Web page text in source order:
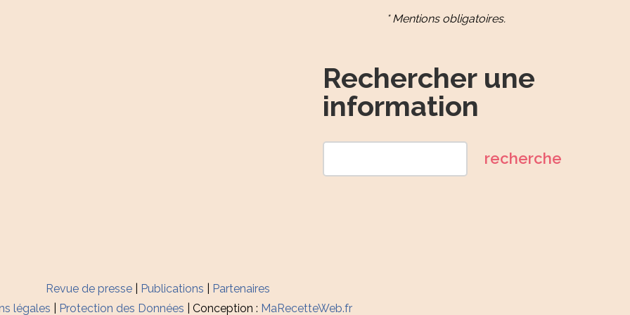
* Mentions obligatoires.
Rechercher une
information
Revue de presse| Publications
Partenaires
légales
Protection des Données | Conception : MaRecetteWeb.fr